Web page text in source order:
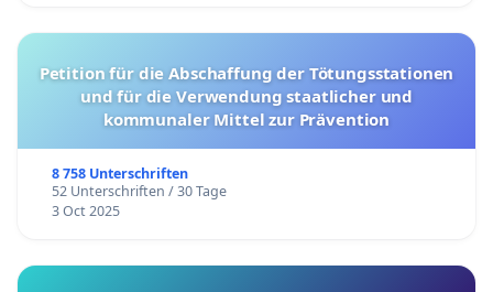
Petition für die Abschaffung der Tötungsstationen
und für die Verwendung staatlicher und
kommunaler Mittel zur Prävention
8 758 Unterschriften
52 Unterschriften / 30 Tage
3 Oct 2025